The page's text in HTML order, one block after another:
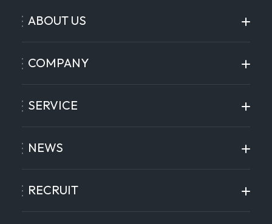
ABOUT US
COMPANY
SERVICE
NEWS
RECRUIT